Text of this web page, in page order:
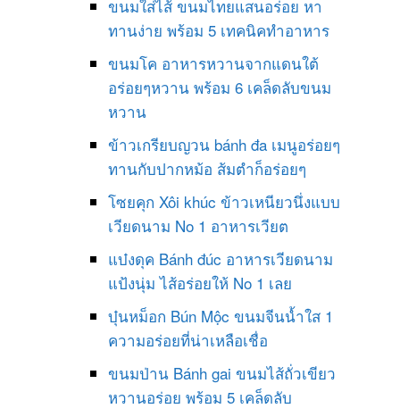
ขนมใส่ไส้ ขนมไทยแสนอร่อย หา
ทานง่าย พร้อม 5 เทคนิคทำอาหาร
ขนมโค อาหารหวานจากแดนใต้
อร่อยๆหวาน พร้อม 6 เคล็ดลับขนม
หวาน
ข้าวเกรียบญวน bánh đa เมนูอร่อยๆ
ทานกับปากหม้อ ส้มตำก็อร่อยๆ
โซยคุก Xôi khúc ข้าวเหนียวนึ่งแบบ
เวียดนาม No 1 อาหารเวียต
แบ๋งดุค Bánh đúc อาหารเวียดนาม
แป้งนุ่ม ไส้อร่อยให้ No 1 เลย
บุ๋นหม็อก Bún Mộc ขนมจีนน้ำใส 1
ความอร่อยที่น่าเหลือเชื่อ
ขนมป่าน Bánh gai ขนมไส้ถั่วเขียว
หวานอร่อย พร้อม 5 เคล็ดลับ